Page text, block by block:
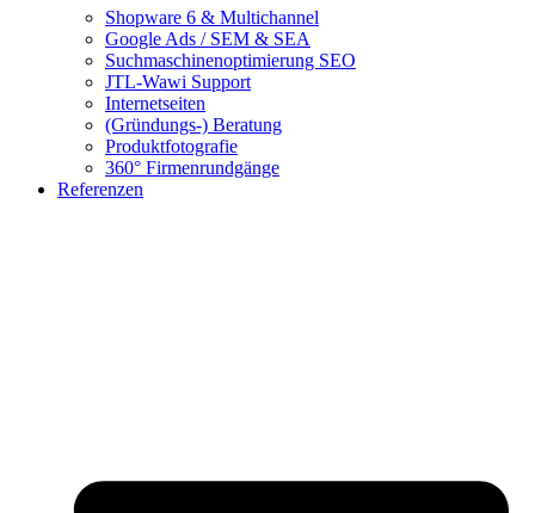
Shopware 6 & Multichannel
Google Ads / SEM & SEA
Suchmaschinenoptimierung SEO
JTL-Wawi Support
Internetseiten
(Gründungs-) Beratung
Produktfotografie
360° Firmenrundgänge
Referenzen